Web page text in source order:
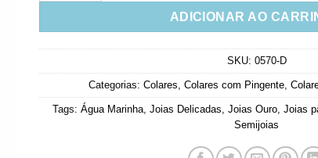
ADICIONAR AO
SKU: 0570-D
Categorias: Colares Colares com Pingente,
Tags: Água Marinha, Joias Delicadas Joias Ouro, Joias
Semijoias